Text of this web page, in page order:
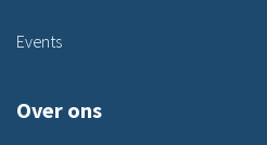
Events
Over ons